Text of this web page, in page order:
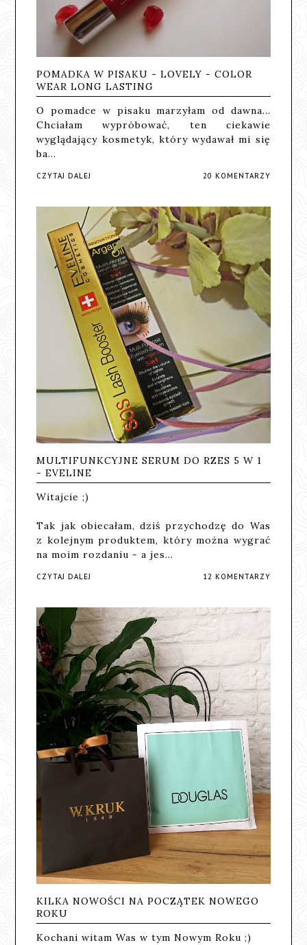
POMADKA W PISAKU - LOVELY - COLOR
WEAR LONG LASTING
O pomadce w pisaku marzyłam od dawna...
Chciałam wypróbować, ten ciekawie
wyglądający kosmetyk, który wydawał mi się
ba…
CZYTAJ DALEJ 20 KOMENTARZY
MULTIFUNKCYJNE SERUM DO RZES 5 W 1
- EVELINE
Witajcie ;)
Tak jak obiecałam, dziś przychodzę do Was
z kolejnym produktem, który można wygrać
na moim rozdaniu - a jes…
CZYTAJ DALEJ 12 KOMENTARZY
KILKA NOWOŚCI NA POCZĄTEK NOWEGO
ROKU
Kochani witam Was w tym Nowym Roku ;)